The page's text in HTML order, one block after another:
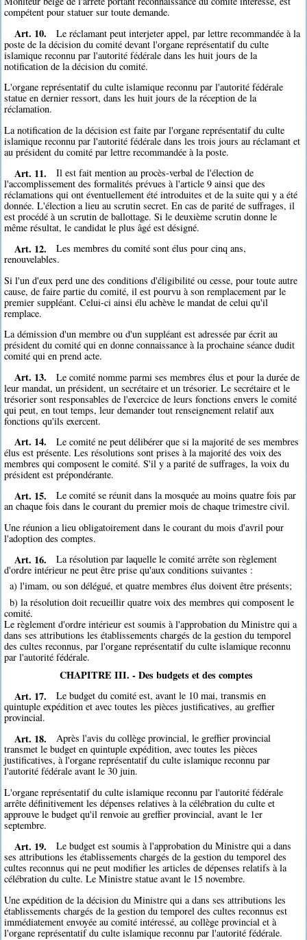
compétent pour statuer sur toute demande.
Art. 10.
Le réclamant peut interjeter appel, par lettre recommandée à la
poste de la décision du comité devant l'organe représentatif du culte
islamique reconnu par l'autorité fédérale dans les huit jours de la
notification de la décision du comité.
L'organe représentatif du culte islamique reconnu par l'autorité fédérale
statue en dernier ressort, dans les huit jours de la réception de la
réclamation.
La notification de la décision est faite par l'organe représentatif du culte
islamique reconnu par l'autorité fédérale dans les trois jours au réclamant et
au président du comité par lettre recommandée à la poste.
Art. 11.
Il est fait mention au procès-verbal de l'élection de
l'accomplissement des formalités prévues à l'article 9 ainsi que des
réclamations qui ont éventuellement été introduites et de la suite qui y a été
donnée. L'élection a lieu au scrutin secret. En cas de parité de suffrages, il
est procédé à un scrutin de ballottage. Si le deuxième scrutin donne le
même résultat, le candidat le plus âgé est désigné.
Art. 12.
Les membres du comité sont élus pour cinq ans,
renouvelables.
Si l'un d'eux perd une des conditions d'éligibilité ou cesse, pour toute autre
cause, de faire partie du comité, il est pourvu à son remplacement par le
premier suppléant. Celui-ci ainsi élu achève le mandat de celui qu'il
remplace.
La démission d'un membre ou d'un suppléant est adressée par écrit au
président du comité qui en donne connaissance à la prochaine séance dudit
comité qui en prend acte.
Art. 13.
Le comité nomme parmi ses membres élus et pour la durée de
leur mandat, un président, un secrétaire et un trésorier. Le secrétaire et le
trésorier sont responsables de l'exercice de leurs fonctions envers le comité
qui peut, en tout temps, leur demander tout renseignement relatif aux
fonctions qu'ils exercent.
Art. 14.
Le comité ne peut délibérer que si la majorité de ses membres
élus est présente. Les résolutions sont prises à la majorité des voix des
membres qui composent le comité. S'il y a parité de suffrages, la voix du
président est prépondérante.
Art. 15.
Le comité se réunit dans la mosquée au moins quatre fois par
an chaque fois dans le courant du premier mois de chaque trimestre civil.
Une réunion a lieu obligatoirement dans le courant du mois d'avril pour
l'adoption des comptes.
Art. 16.
La résolution par laquelle le comité arrête son règlement
d'ordre intérieur ne peut être prise qu'aux conditions suivantes :
a) l'imam, ou son délégué, et quatre membres élus doivent être présents;
b) la résolution doit recueillir quatre voix des membres qui composent le
comité.
Le règlement d'ordre intérieur est soumis à l'approbation du Ministre qui a
dans ses attributions les établissements chargés de la gestion du temporel
des cultes reconnus, par l'organe représentatif du culte islamique reconnu
par l'autorité fédérale.
CHAPITRE III. - Des budgets et des comptes
Art. 17.
Le budget du comité est, avant le 10 mai, transmis en
quintuple expédition et avec toutes les pièces justificatives, au greffier
provincial.
Art. 18.
Après l'avis du collège provincial, le greffier provincial
transmet le budget en quintuple expédition, avec toutes les pièces
justificatives, à l'organe représentatif du culte islamique reconnu par
l'autorité fédérale avant le 30 juin.
L'organe représentatif du culte islamique reconnu par l'autorité fédérale
arrête définitivement les dépenses relatives à la célébration du culte et
approuve le budget qu'il renvoie au greffier provincial, avant le 1er
septembre.
Art. 19.
Le budget est soumis à l'approbation du Ministre qui a dans
ses attributions les établissements chargés de la gestion du temporel des
cultes reconnus qui ne peut modifier les articles de dépenses relatifs à la
célébration du culte. Le Ministre statue avant le 15 novembre.
Une expédition de la décision du Ministre qui a dans ses attributions les
établissements chargés de la gestion du temporel des cultes reconnus est
immédiatement envoyée au comité intéressé, au collège provincial et à
l'organe représentatif du culte islamique reconnu par l'autorité fédérale.